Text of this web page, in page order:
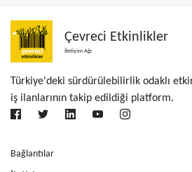
Çevreci Etkinlikler
İletişim Ağı
Türkiye'deki sürdürülebilirlik odaklı
iş ilanlarının takip edildiği platform.
Bağlantılar